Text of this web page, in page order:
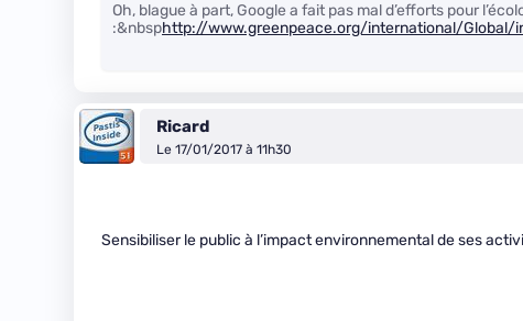
Oh, blague à part, Google a fait pas mal d’efforts pour
:&nbsphttp://www.greenpeace.org/international/Global/
Ricard
Le 17/01/2017 à 11h30
Sensibiliser le public à l’impact environnemental de ses